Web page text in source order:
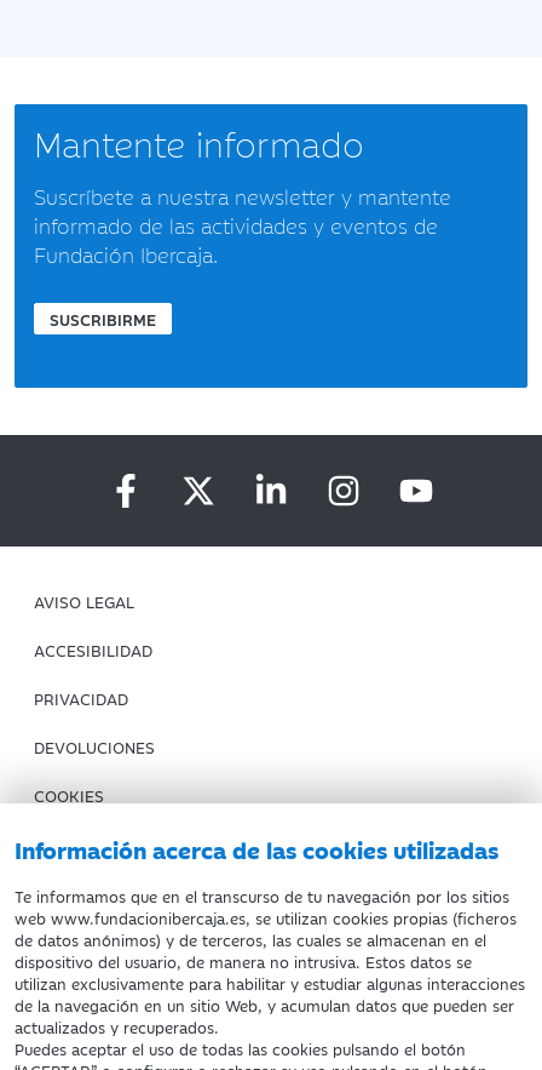
Información acerca de las cookies utilizadas
Te informamos que en el transcurso de tu navegación por los sitios
web www.fundacionibercaja.es, se utilizan cookies propias (ficheros
de datos anónimos) y de terceros, las cuales se almacenan en el
dispositivo del usuario, de manera no intrusiva. Estos datos se
utilizan exclusivamente para habilitar y estudiar algunas interacciones
de la navegación en un sitio Web, y acumulan datos que pueden ser
actualizados y recuperados.
Puedes aceptar el uso de todas las cookies pulsando el botón
Mantente informado
Suscríbete a nuestra newsletter y mantente
informado de las actividades y eventos de
Fundación Ibercaja.
SUSCRIBIRME
AVISO LEGAL
ACCESIBILIDAD
PRIVACIDAD
DEVOLUCIONES
COOKIES
CONDICIONES DE COMPRA
IBERCAJA BANCO
Fundación Bancaria Ibercaja. C.I.F. G-50000652.
Inscrita en el Registro de Fundaciones del Mº de Educación,
Cultura y Deporte con el nº 1689.
Domicilio social: Joaquín Costa, 13. 50001 Zaragoza.